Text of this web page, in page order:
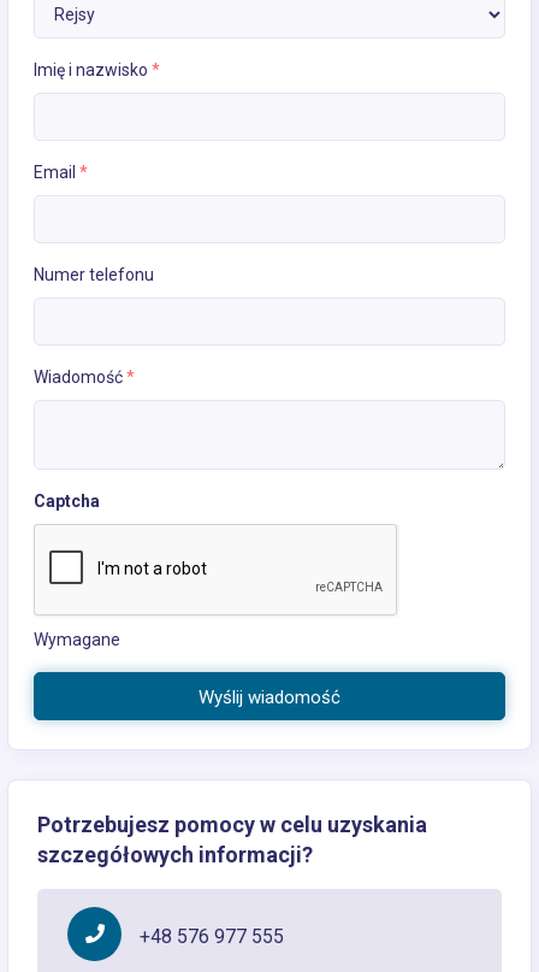
Imię i nazwisko *
Email *
Numer telefonu
Wiadomość*
Captcha
Wymagane
Wyślij wiadomość
Potrzebujesz pomocy w celu uzyskania
szczegółowych informacji?
+48 576 977 555